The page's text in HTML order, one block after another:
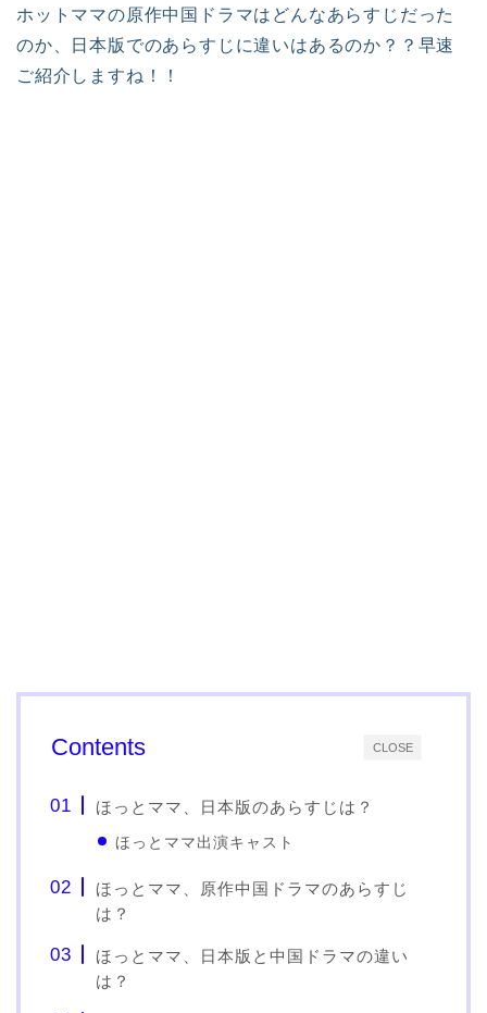
ホットママの原作中国ドラマはどんなあらすじだった
のか、日本版でのあらすじに違いはあるのか？？早速
ご紹介しますね！！
CLOSE
Contents
ほっとママ、日本版のあらすじは？
ほっとママ出演キャスト
ほっとママ、原作中国ドラマのあらすじ
は？
ほっとママ、日本版と中国ドラマの違い
は？